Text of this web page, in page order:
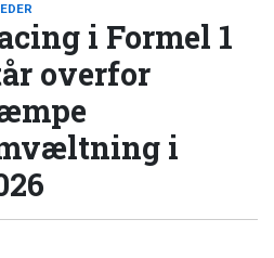
i Formel 1
overfor
i